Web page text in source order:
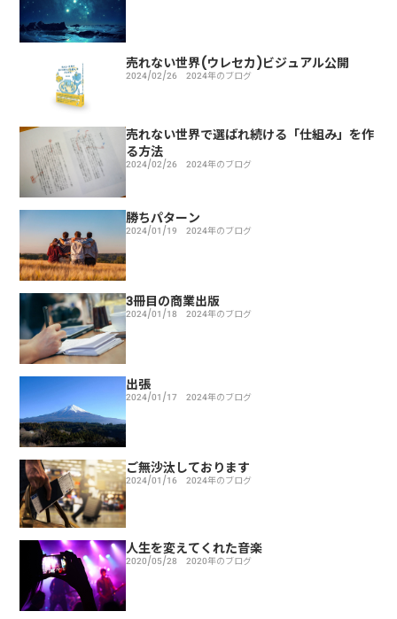
売れない世界(ウレセカ)ビジュアル公開
2024/02/26 2024年のブログ
売れない世界で選ばれ続ける「仕組み」を作
る方法
2024/02/26 2024年のブログ
勝ちパターン
2024/01/19 2024年のブログ
3冊目の商業出版
2024/01/18 2024年のブログ
出張
2024/01/17 2024年のブログ
ご無沙汰しております
2024/01/16 2024年のブログ
人生を変えてくれた音楽
2020/05/28 2020年のブログ